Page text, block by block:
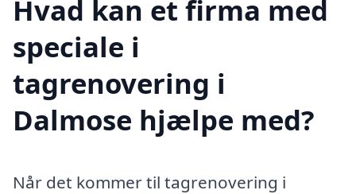
Hvad kan et firma med
speciale i
tagrenovering i
Dalmose hjælpe med?
Når det kommer til tagrenovering i